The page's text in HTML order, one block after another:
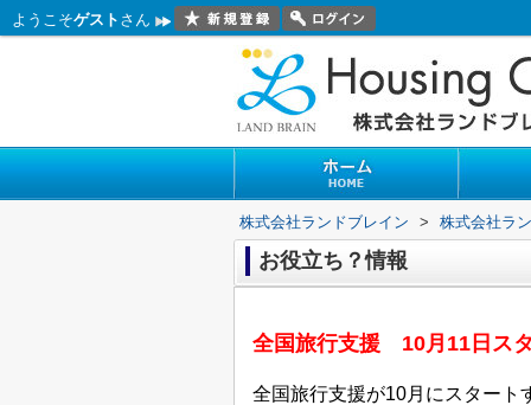
ようこそゲスト さん
株式会社ランドブレイン > 株式会社ラ
お役立ち？情報
全国旅行支援 10月11日ス
全国旅行支援が10月にスタート